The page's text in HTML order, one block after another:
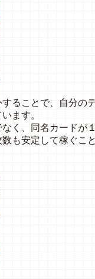
ることで、自分の
ます。
く、同名カードが
も安定して稼ぐこ